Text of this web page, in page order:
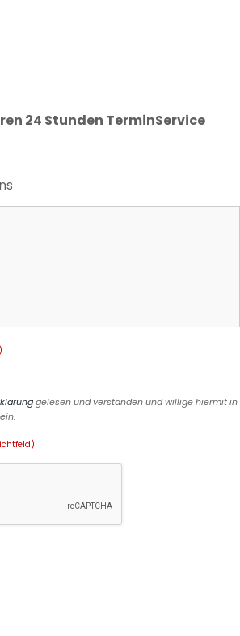
24 Stunden TerminService
gelesen und verstanden und willige hiermit in